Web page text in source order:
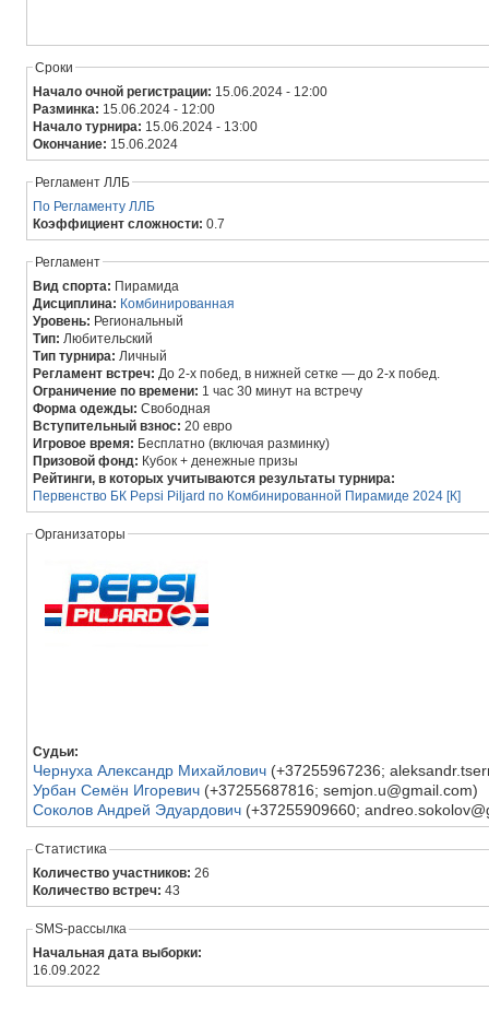
Сроки
Начало очной регистрации: 15.06.2024 - 12:00
Разминка: 15.06.2024 - 12:00
Начало турнира: 15.06.2024 - 13:00
Окончание: 15.06.2024
Регламент ЛЛБ
По Регламенту ЛЛБ
Коэффициент сложности:0.7
Регламент
Вид спорта: Пирамида
Дисциплина: Комбинированная
Уровень: Региональный
Тип: Любительский
Тип турнира: Личный
Регламент встреч: До 2-х побед, в нижней сетке — до 2-х побед.
Ограничение по времени: 1 час 30 минут на встречу
Форма одежды:Свободная
Вступительный взнос:20 евро
Игровое время: Бесплатно (включая разминку)
Призовой фонд: Кубок + денежные призы
Рейтинги, в которых учитываются результаты турнира:
Первенство БК Pepsi Piljard по Комбинированной Пирамиде 2024 [К]
Организаторы
Судьи:
Чернуха Александр Михайлович (+37255967236;
Урбан Семён Игоревич (+37255687816; semjon.u@gmail.com)
Соколов Андрей Эдуардович (+37255909660;
Статистика
Количество участников:26
Количество встреч:43
SMS-рассылка
Начальная дата выборки:
16.09.2022